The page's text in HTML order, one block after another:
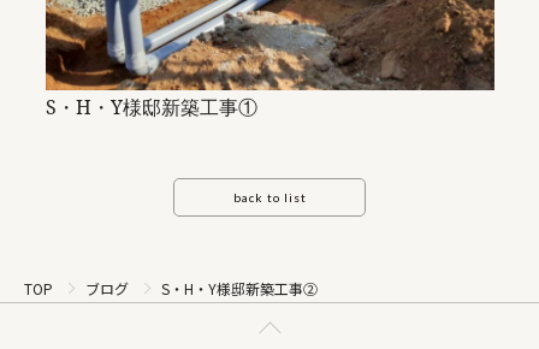
S・H・Y様邸新築工事①
back to list
TOP ブログ S・H・Y様邸新築工事②